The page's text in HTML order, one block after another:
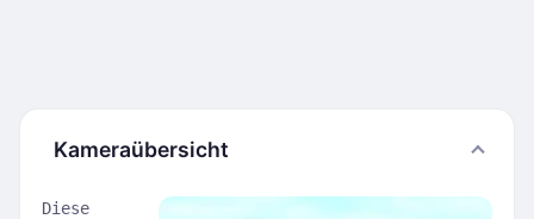
Kameraübersicht
Diese